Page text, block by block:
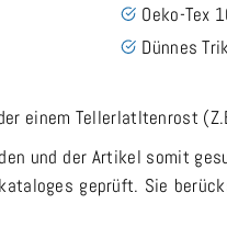
Oeko-Tex
Dünnes
einem Tellerlatltenrost
und der Artikel somit
geprüft. Sie